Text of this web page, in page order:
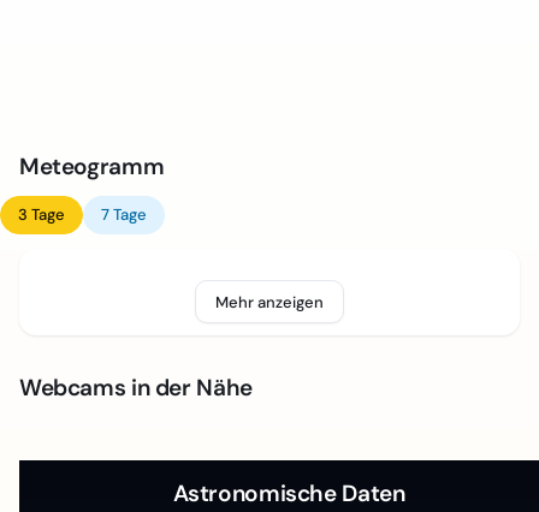
Meteogramm
3 Tage 7 Tage
Mehr anzeigen
Webcams in der Nähe
Astronomische Daten